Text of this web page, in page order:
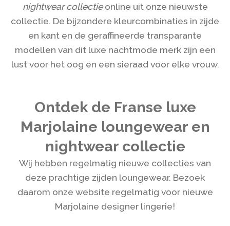
nightwear collectieonline uit onze nieuwste
collectie. De bijzondere kleurcombinaties in zijde
en kant en de geraffineerde transparante
modellen van dit luxe nachtmode merk zijn een
lust voor het oog en een sieraad voor elke vrouw.
Ontdek de Franse luxe
Marjolaine loungewear en
nightwear collectie
Wij hebben regelmatig nieuwe collecties van
deze prachtige zijden loungewear. Bezoek
daarom onze website regelmatig voor nieuwe
Marjolaine designer lingerie!